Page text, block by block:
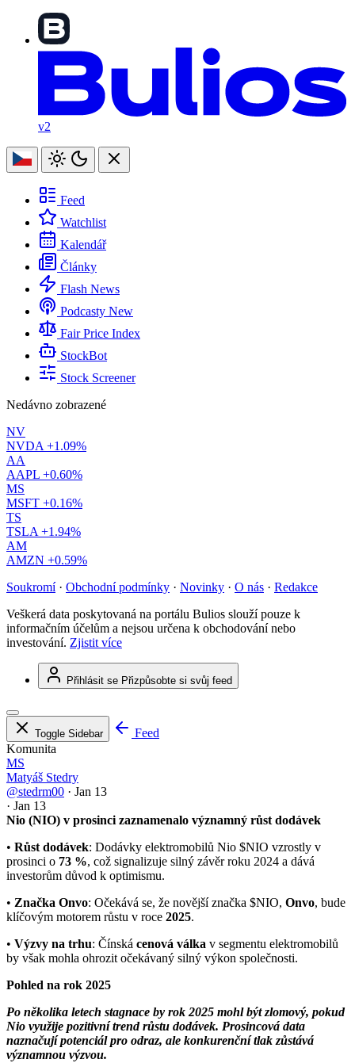
v2
Feed
Watchlist
Kalendář
Články
Flash News
Podcasty New
Fair Price Index
StockBot
Stock Screener
Nedávno zobrazené
NV
NVDA +1.09%
AA
AAPL +0.60%
MS
MSFT +0.16%
TS
TSLA +1.94%
AM
AMZN +0.59%
Soukromí · Obchodní podmínky · Novinky · O nás · Redakce
Veškerá data poskytovaná na portálu Bulios slouží pouze k
informačním účelům a nejsou určena k obchodování nebo
investování. Zjistit více
Přihlásit se Přizpůsobte si svůj feed
Toggle Sidebar
Feed
Komunita
MS
Matyáš Stedry
@stedrm00 · Jan 13
· Jan 13
Nio (NIO) v prosinci zaznamenalo významný růst dodávek
• Růst dodávek: Dodávky elektromobilů Nio $NIO vzrostly v
prosinci o 73 %, což signalizuje silný závěr roku 2024 a dává
investorům důvod k optimismu.
• Značka Onvo: Očekává se, že novější značka $NIO, Onvo, bude
klíčovým motorem růstu v roce 2025.
• Výzvy na trhu: Čínská cenová válka v segmentu elektromobilů
by však mohla ohrozit očekávaný silný výkon společnosti.
Pohled na rok 2025
Po několika letech stagnace by rok 2025 mohl být zlomový, pokud
Nio využije pozitivní trend růstu dodávek. Prosincová data
naznačují potenciál pro odraz, ale konkurenční tlak zůstává
významnou výzvou.